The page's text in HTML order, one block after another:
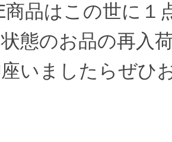
商品はこの世に１
態のお品の再入
いましたらぜひ